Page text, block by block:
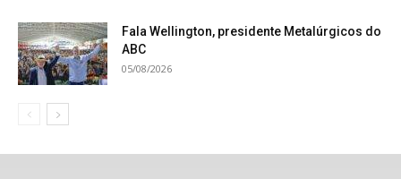
Fala Wellington, presidente Metalúrgicos do
ABC
05/08/2026